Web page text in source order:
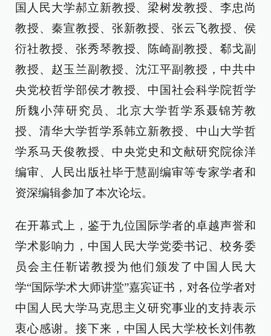
国人民大学郝立新教授、梁树发教授、李忠尚
教授、秦宣教授、张新教授、张云飞教授、侯
衍社教授、张秀琴教授、陈崎副教授、郗戈副
教授、赵玉兰副教授、沈江平副教授，中共中
央党校哲学部侯才教授、中国社会科学院哲学
所魏小萍研究员、北京大学哲学系聂锦芳教
授、清华大学哲学系韩立新教授、中山大学哲
学系马天俊教授、中央党史和文献研究院徐洋
编审、人民出版社毕于慧副编审等专家学者和
资深编辑参加了本次论坛。
在开幕式上，鉴于九位国际学者的卓越声誉和
学术影响力，中国人民大学党委书记、校务委
员会主任靳诺教授为他们颁发了中国人民大
学“国际学术大师讲堂”嘉宾证书，对各位学者对
中国人民大学马克思主义研究事业的支持表示
衷心感谢。接下来，中国人民大学校长刘伟教